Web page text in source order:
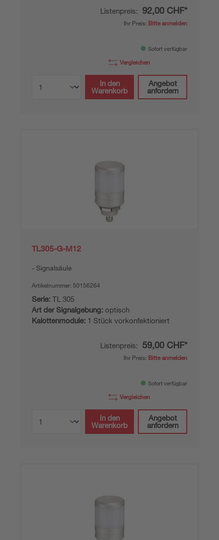
Listenpreis: 92,00 CHF*
Ihr Preis: Bitte anmelden
Sofort verfügbar
Vergleichen
In den
Warenkorb
Angebot
anfordern
TL305-G-M12
Signalsäule
Artikelnummer: 50156264
Serie: TL 305
Art der Signalgebung: optisch
Kalottenmodule: 1 Stück vorkonfektioniert
Listenpreis: 59,00 CHF*
Ihr Preis: Bitte anmelden
Sofort verfügbar
Vergleichen
In den
Warenkorb
Angebot
anfordern